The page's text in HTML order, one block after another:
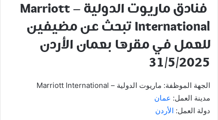
فنادق ماريوت الدولية – Marriott
International تبحث عن مضيفين
للعمل في مقرها بعمان الأردن
31/5/2025
الجهة الموظفة: ماريوت الدولية – Marriott International
مدينة العمل: عمان
دولة العمل: الأردن